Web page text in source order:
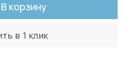
В корзину
в 1 клик